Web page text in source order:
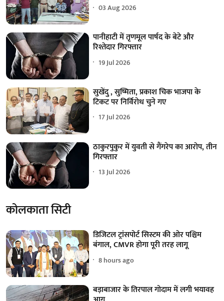
03 Aug 2026
पानीहाटी में तृणमूल पार्षद के बेटे और
रिश्तेदार गिरफ्तार
19 Jul 2026
सुखेंदु , सुष्मिता, प्रकाश चिक भाजपा के
टिकट पर निर्विरोध चुने गए
17 Jul 2026
ठाकुरपुकुर में युवती से गैंगरेप का आरोप, तीन
गिरफ्तार
13 Jul 2026
कोलकाता सिटी
डिजिटल ट्रांसपोर्ट सिस्टम की ओर पश्चिम
बंगाल, CMVR होगा पूरी तरह लागू
8 hours ago
बड़ाबाजार के तिरपाल गोदाम में लगी भयावह